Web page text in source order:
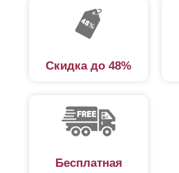
Скидка до 48%
Бесплатная